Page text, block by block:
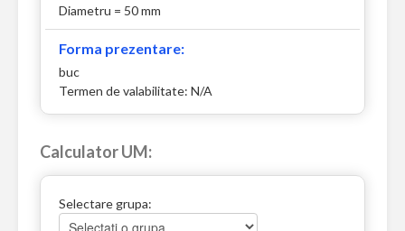
Diametru = 50 mm
Forma prezentare:
buc
Termen de valabilitate: N/A
Calculator UM:
Selectare grupa: